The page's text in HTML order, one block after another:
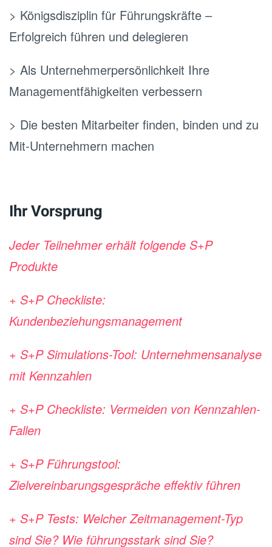
> Königsdisziplin für Führungskräfte –
Erfolgreich führen und delegieren
> Als Unternehmerpersönlichkeit Ihre
Managementfähigkeiten verbessern
> Die besten Mitarbeiter finden, binden und zu
Mit-Unternehmern machen
Ihr Vorsprung
Jeder Teilnehmer erhält folgende S+P
Produkte
+ S+P Checkliste:
Kundenbeziehungsmanagement
+ S+P Simulations-Tool: Unternehmensanalyse
mit Kennzahlen
+ S+P Checkliste: Vermeiden von Kennzahlen-
Fallen
+ S+P Führungstool:
Zielvereinbarungsgespräche effektiv führen
+ S+P Tests: Welcher Zeitmanagement-Typ
sind Sie? Wie führungsstark sind Sie?